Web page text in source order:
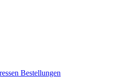
Bestellungen